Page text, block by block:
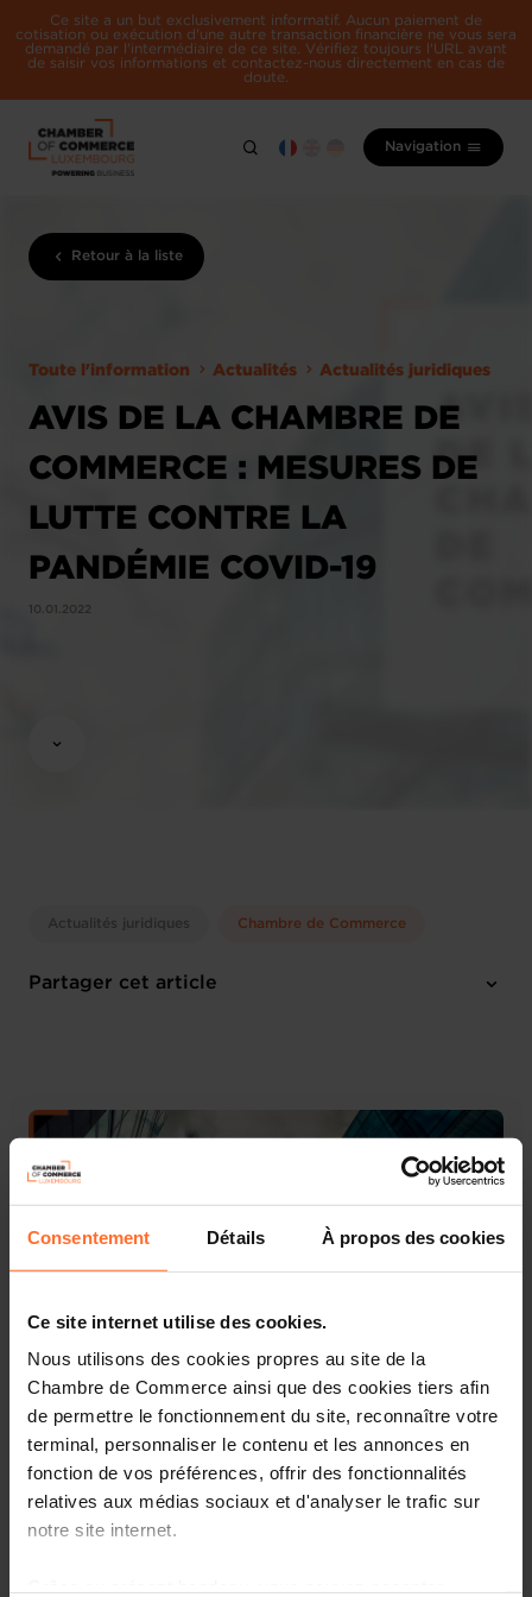
Consentement Détails À propos des cookies
Ce site internet utilise des cookies.
Nous utilisons des cookies propres au site de la
Chambre de Commerce ainsi que des cookies tiers afin
de permettre le fonctionnement du site, reconnaître votre
terminal, personnaliser le contenu et les annonces en
fonction de vos préférences, offrir des fonctionnalités
relatives aux médias sociaux et d'analyser le trafic sur
notre site internet.
Ce site a un but exclusivement informatif. Aucun paiement de
cotisation ou exécution d'une autre transaction financière ne vous sera
demandé par l'intermédiaire de ce site. Vérifiez toujours l'URL avant
de saisir vos informations et contactez-nous directement en cas de
doute.
Navigation
Retour à la liste
Toute l'information Actualités Actualités juridiques
AVIS DE LA CHAMBRE DE
COMMERCE : MESURES DE
LUTTE CONTRE LA
PANDÉMIE COVID-19
10.01.2022
Actualités juridiques Chambre de Commerce
Partager cet article
La Chambre de Commerce a rendu son avis concernant
le projet de loi n°7943
visant à modifier la loi modifiée du
17 juillet 2020 sur les mesures de lutte contre la